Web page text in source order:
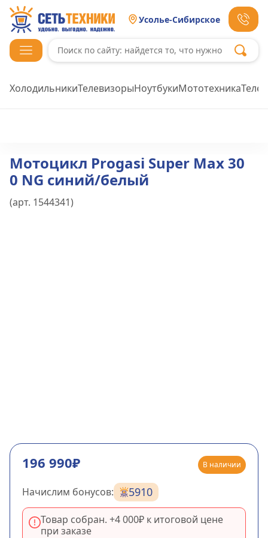
Усолье-Сибирское
ХолодильникиТелевизорыНоутбукиМототехника
Мотоцикл Progasi Super Max 30
0 NG синий/белый
(арт. 1544341)
196 990₽ В наличии
Начислим бонусов: 5910
Товар собран. +4 000₽ к итоговой цене
при заказе